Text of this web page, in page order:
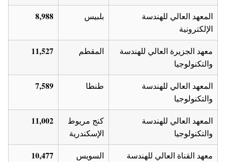
المعهد العالي للهندسة
الإلكترونية
بلبيس 8,988
معهد الجزيرة العالي للهندسة
والتكنولوجيا
المقطم 11,527
المعهد العالي للهندسة
والتكنولوجيا
طنطا 7,589
المعهد العالي للهندسة
والتكنولوجيا
كنج مريوط
الإسكندرية
11,002
معهد القناة العالي للهندسة
السويس 10,477